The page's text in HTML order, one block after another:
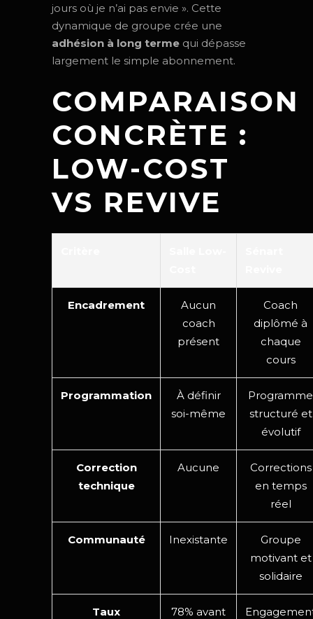
jours où je n’ai pas envie ». Cette
dynamique de groupe crée une
adhésion à long terme qui dépasse
largement le simple abonnement.
COMPARAISON
CONCRÈTE :
LOW-COST
VS REVIVE
Encadrement
Aucun
coach
présent
Coach
diplômé à
chaque
cours
Programmation
À définir
soi-même
Programme
structuré et
évolutif
Correction
technique
Aucune
Corrections
en temps
réel
Communauté Inexistante
Groupe
motivant et
solidaire
Taux
78% avant